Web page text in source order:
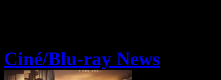
Ciné/Blu-ray News